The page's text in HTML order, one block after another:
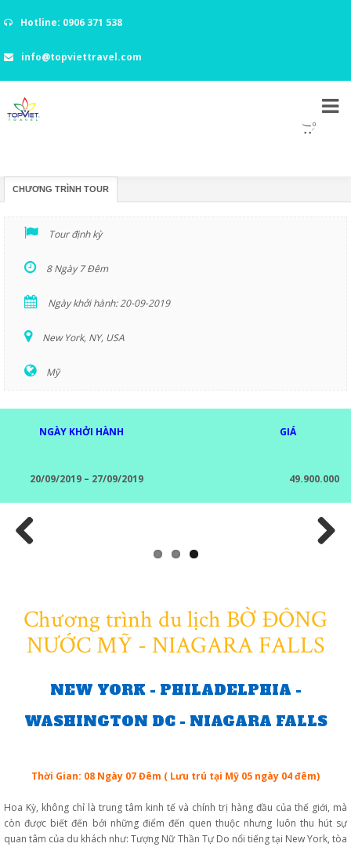
Hotline: 0906 371 538
info@topviettravel.com
0
CHƯƠNG TRÌNH TOUR
Tour định kỳ
8 Ngày 7 Đêm
Ngày khởi hành: 20-09-2019
New York, NY, USA
Mỹ
NGÀY KHỞI HÀNH GIÁ
20/09/2019 – 27/09/2019 49.900.000
Chương trình du lịch BỜ ĐÔNG
NƯỚC MỸ - NIAGARA FALLS
NEW YORK - PHILADELPHIA -
WASHINGTON DC - NIAGARA FALLS
Thời Gian: 08 Ngày 07 Đêm ( Lưu trú tại Mỹ 05 ngày 04 đêm)
Hoa Kỳ, không chỉ là trung tâm kinh tế và chính trị hàng đầu của thế giới, mà
còn được biết đến bởi những điểm đến quen thuộc nhưng luôn thu hút sự
quan tâm của du khách như: Tượng Nữ Thần Tự Do nổi tiếng tại New York, tòa